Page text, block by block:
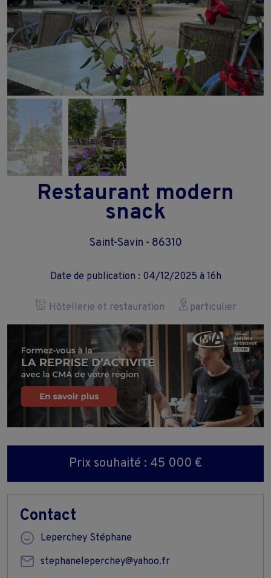
Restaurant modern
snack
Saint-Savin - 86310
Date de publication : 04/12/2025 à 16h
Hôtellerie et restauration particulier
Prix souhaité : 45 000 €
Contact
Leperchey Stéphane
stephaneleperchey@yahoo.fr